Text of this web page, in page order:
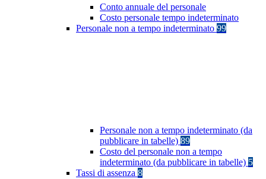
Conto annuale del personale
Costo personale tempo indeterminato
Personale non a tempo indeterminato 99
Personale non a tempo indeterminato (da
pubblicare in tabelle) 89
Costo del personale non a tempo
indeterminato (da pubblicare in tabelle) 5
Tassi di assenza 8